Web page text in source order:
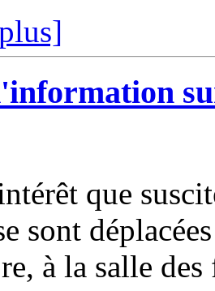
que
sont
à la salle